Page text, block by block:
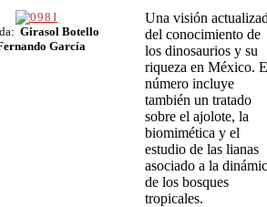
Girasol Botello
García
Una visión
del conocimiento de
los dinosaurios y su
riqueza en México.
número incluye
también un tratado
sobre el ajolote, la
biomimética y el
estudio de las lianas
asociado a la
de los bosques
tropicales.